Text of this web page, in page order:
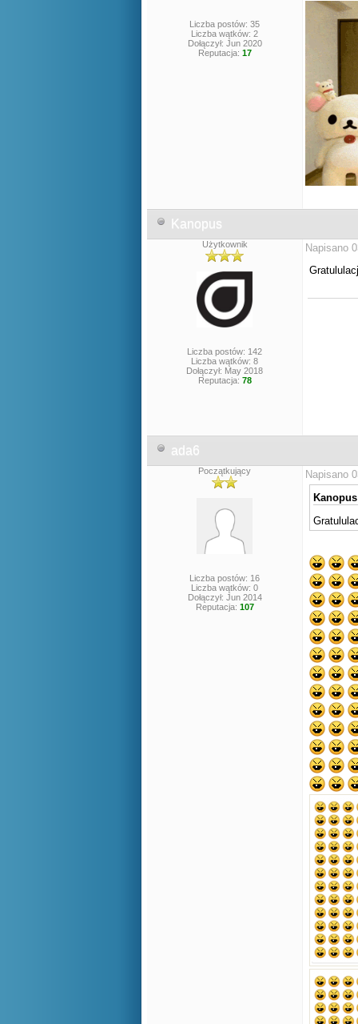
Liczba postów: 35
Liczba wątków: 2
Dołączył: Jun 2020
Reputacja: 17
Kanopus
Użytkownik
Liczba postów: 142
Liczba wątków: 8
Dołączył: May 2018
Reputacja: 78
Napisano
ada6
Początkujący
Liczba postów: 16
Liczba wątków: 0
Dołączył: Jun 2014
Reputacja: 107
Napisano